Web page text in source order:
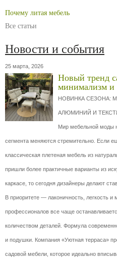
Почему литая мебель
Все статьи
Новости и события
25 марта, 2026
Новый тренд
минимализм
НОВИНКА СЕЗОНА:
АЛЮМИНИЙ И
Мир мебельной моды
сегмента меняются стремительно. Если
классическая плетеная мебель из
пришли более практичные варианты из
каркасе, то сегодня дизайнеры делают
В приоритете — лаконичность, легкость
профессионалов все чаще
количеством деталей. Формула
и подушки. Компания «Уютная терраса»
садовой мебели, которое идеально